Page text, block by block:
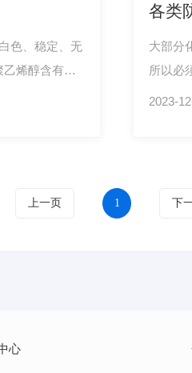
色、稳定、无
烯醇含有许
于热的含羟基
各类
大部分
所以必
毒、变
2023-
上一页 1 下
心